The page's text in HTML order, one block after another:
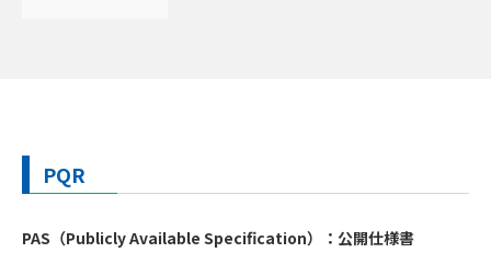
PQR
PAS（Publicly Available Specification）：公開仕様書